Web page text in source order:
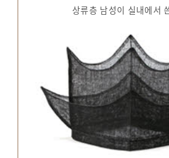
상류층 남성이 실내에서